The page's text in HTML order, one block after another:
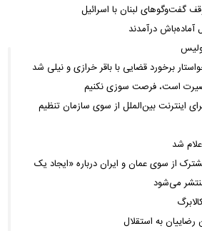
گفت‌وگوهای لبنان با اسرائیل
درآمدند
برخورد قضایی با باقر خرازی و نیلی شد
است، فرصت سوزی نکنیم
اعمال ضریب ۲.۷ برای اینترنت بین‌الملل از سوی سازمان تنظیم
شد
از سوی عمان و ایران درباره «ایجاد یک
می‌شود